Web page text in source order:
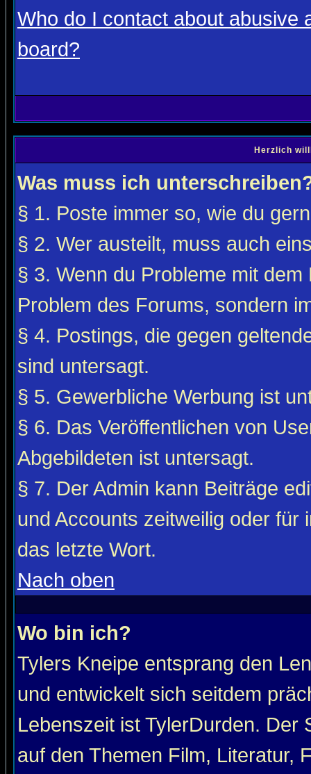
Who do I contact about abusive
board?
Herzlich
Was muss ich
§ 1. Poste immer so, wie du
§ 2. Wer austeilt, muss auch
§ 3. Wenn du Probleme mit
Problem des Forums, sondern
§ 4. Postings, die gegen
sind untersagt.
§ 5. Gewerbliche Werbung ist
§ 6. Das Veröffentlichen von
Abgebildeten ist untersagt.
§ 7. Der Admin kann Beiträge
und Accounts zeitweilig oder
das letzte Wort.
Nach oben
Wo bin ich?
Tylers Kneipe entsprang den
und entwickelt sich seitdem
Lebenszeit ist TylerDurden. Der
auf den Themen Film, Literatur,